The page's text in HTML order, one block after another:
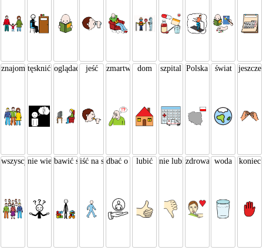
znajomi tęsknić oglądać jeść zmartwiony
dom szpital Polska świat jeszcze
wszyscynie wiembawić sięiść na spacerdbać o siebie
lubić nie lubićzdrowa żywność
woda koniec